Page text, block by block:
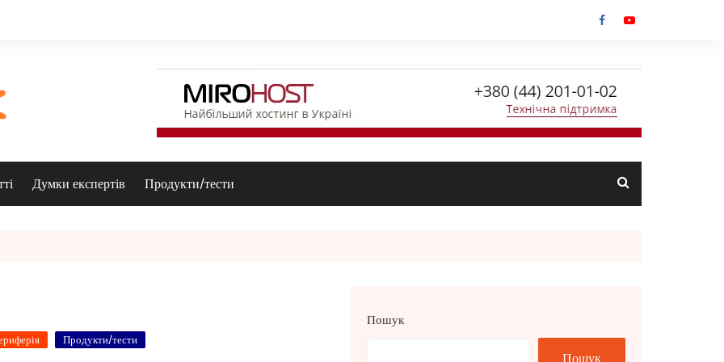
Думки експертів Продукти/тести
Продукти/тести
Пошук
Пошук